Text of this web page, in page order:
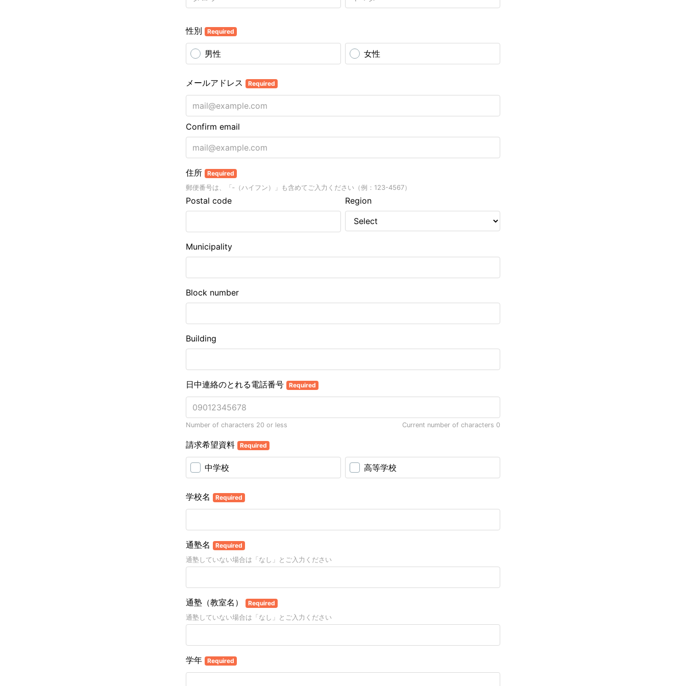
性別 Required
男性 女性
メールアドレス Required
Confirm email
住所 Required
郵便番号は、「‐（ハイフン）」も含めてご入力ください（例：123-4567）
Postal code Region
Municipality
Block number
Building
日中連絡のとれる電話番号 Required
Number of characters 20 or less Current number of characters 0
請求希望資料 Required
中学校 高等学校
学校名 Required
通塾名 Required
通塾していない場合は「なし」とご入力ください
通塾（教室名） Required
通塾していない場合は「なし」とご入力ください
学年 Required